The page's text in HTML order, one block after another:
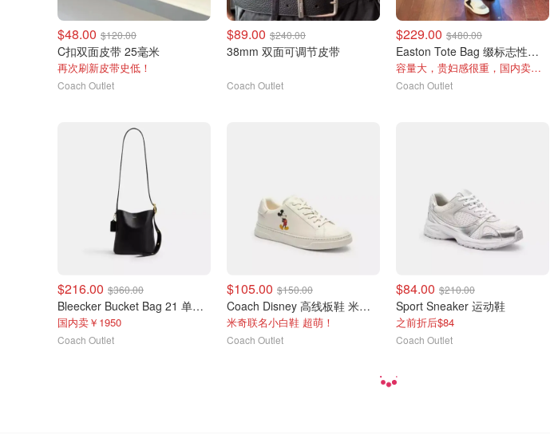
$48.00 $120.00
C扣双面皮带 25毫米
再次刷新皮带史低！
Coach Outlet
$89.00 $240.00
38mm 双面可调节皮带
Coach Outlet
$229.00 $480.00
Easton Tote Bag 缀标志性雪尼尔
容量大，贵妇感很重，国内卖￥3211
Coach Outlet
$216.00 $360.00
Bleecker Bucket Bag 21 单肩包
国内卖￥1950
Coach Outlet
$105.00 $150.00
Coach Disney 高线板鞋 米老鼠联名款
米奇联名小白鞋 超萌！
Coach Outlet
$84.00 $210.00
Sport Sneaker 运动鞋
之前折后$84
Coach Outlet